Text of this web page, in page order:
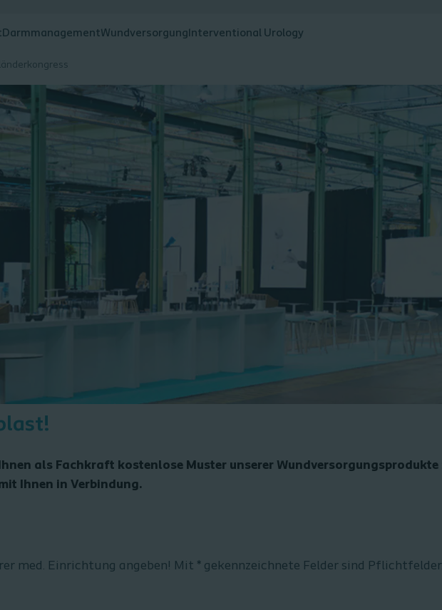
DarmmanagementWundversorgung Interventional Urology
als Fachkraft kostenlose Muster unserer Wundversorgungsprodukte
Ihnen in Verbindung.
Hinweise: Bitte ausschließlich die Adressdaten Ihrer med. Einrichtung angeben! Mit * gekennzeichnete Felder sind Pflichtfelder.